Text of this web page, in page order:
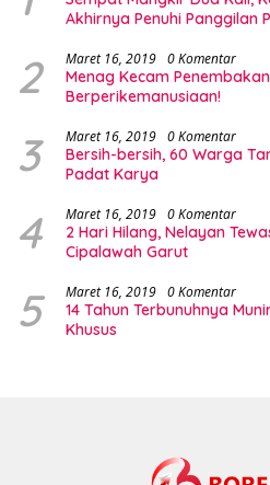
Akhirnya Penuhi Panggilan
2 Maret 16, 2019 0 Komentar
Menag Kecam
Berperikemanusiaan!
3 Maret 16, 2019 0 Komentar
Bersih-bersih, 60 Warga
Padat Karya
4 Maret 16, 2019 0 Komentar
2 Hari Hilang, Nelayan
Cipalawah Garut
5 Maret 16, 2019 0 Komentar
14 Tahun Terbunuhnya
Khusus